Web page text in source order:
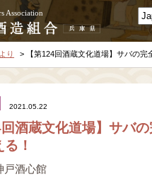
Association
り 【第124回酒蔵文化道場】サバの完
2021.05.22
回酒蔵文化道場】サバ
！
戸酒心館